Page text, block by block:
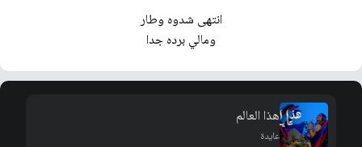
انتهى شدوه وطار
ومالي برده جدا
هذا العالم
عايدة